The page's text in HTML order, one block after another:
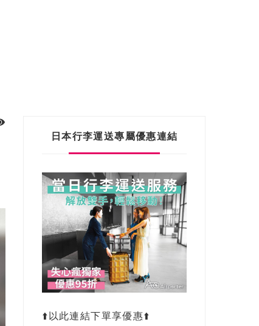
日本行李運送專屬優惠連結
⬆️以此連結下單享優惠⬆️